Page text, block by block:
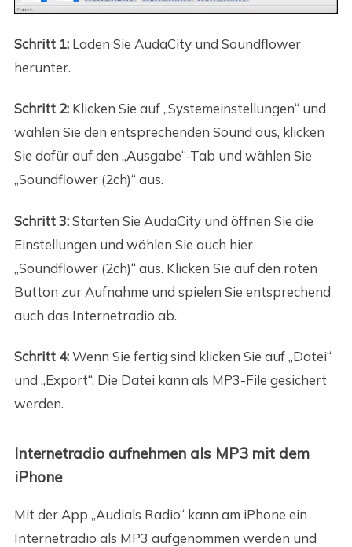
Schritt 1:Laden Sie AudaCity und Soundflower
herunter.
Schritt 2:Klicken Sie auf „Systemeinstellungen“ und
wählen Sie den entsprechenden Sound aus, klicken
Sie dafür auf den „Ausgabe“-Tab und wählen Sie
„Soundflower (2ch)“ aus.
Schritt 3:Starten Sie AudaCity und öffnen Sie die
Einstellungen und wählen Sie auch hier
„Soundflower (2ch)“ aus. Klicken Sie auf den roten
Button zur Aufnahme und spielen Sie entsprechend
auch das Internetradio ab.
Schritt 4:Wenn Sie fertig sind klicken Sie auf „Datei“
und „Export“. Die Datei kann als MP3-File gesichert
werden.
Internetradio aufnehmen als MP3 mit dem
iPhone
Mit der App „Audials Radio“ kann am iPhone ein
Internetradio als MP3 aufgenommen werden und